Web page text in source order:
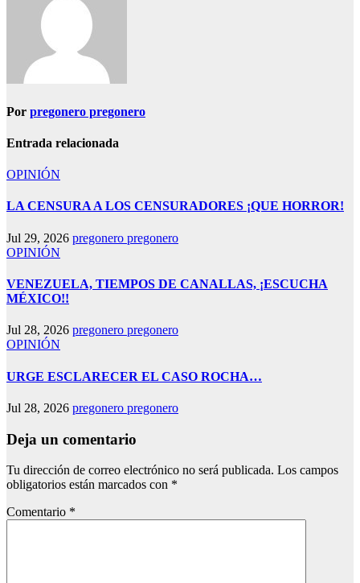
Por pregonero pregonero
Entrada relacionada
OPINIÓN
LA CENSURA A LOS CENSURADORES ¡QUE HORROR!
Jul 29, 2026 pregonero pregonero
OPINIÓN
VENEZUELA, TIEMPOS DE CANALLAS, ¡ESCUCHA
MÉXICO!!
Jul 28, 2026 pregonero pregonero
OPINIÓN
URGE ESCLARECER EL CASO ROCHA…
Jul 28, 2026 pregonero pregonero
Deja un comentario
Tu dirección de correo electrónico no será publicada. Los campos
obligatorios están marcados con *
Comentario *